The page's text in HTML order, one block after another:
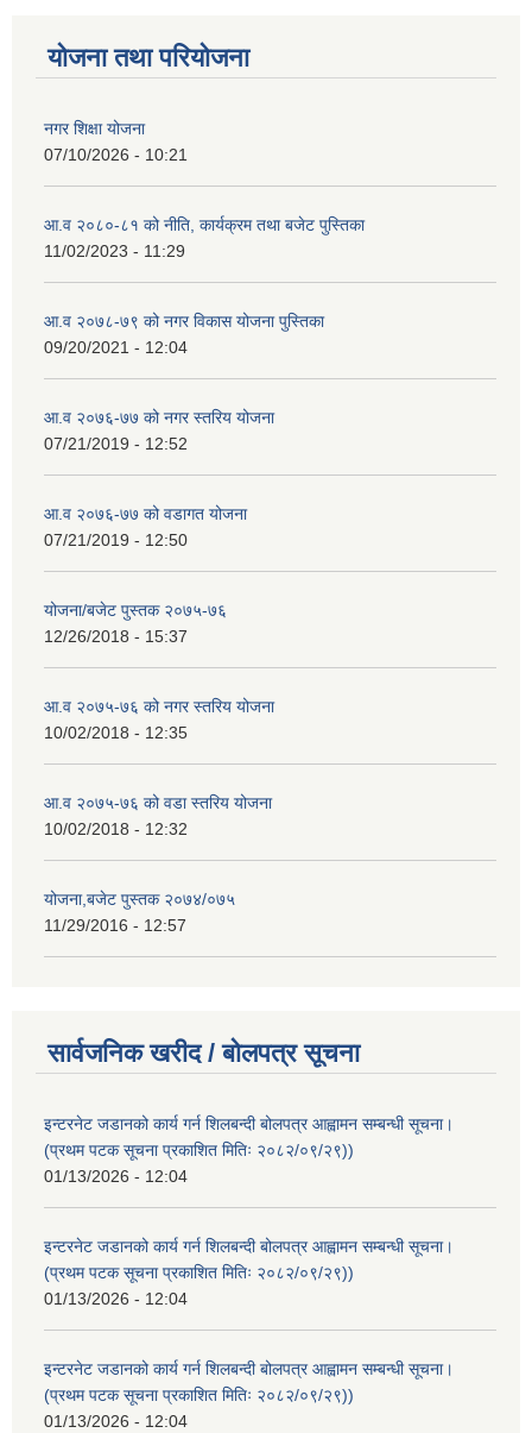
योजना तथा परियोजना
नगर शिक्षा योजना
07/10/2026 - 10:21
आ.व २०८०-८१ को नीति, कार्यक्रम तथा बजेट पुस्तिका
11/02/2023 - 11:29
आ.व २०७८-७९ को नगर विकास योजना पुस्तिका
09/20/2021 - 12:04
आ.व २०७६-७७ को नगर स्तरिय योजना
07/21/2019 - 12:52
आ.व २०७६-७७ को वडागत योजना
07/21/2019 - 12:50
योजना/बजेट पुस्तक २०७५-७६
12/26/2018 - 15:37
आ.व २०७५-७६ को नगर स्तरिय योजना
10/02/2018 - 12:35
आ.व २०७५-७६ को वडा स्तरिय योजना
10/02/2018 - 12:32
योजना,बजेट पुस्तक २०७४/०७५
11/29/2016 - 12:57
सार्वजनिक खरीद / बोलपत्र सूचना
इन्टरनेट जडानको कार्य गर्न शिलबन्दी बोलपत्र आह्वामन सम्बन्धी सूचना।
(प्रथम पटक सूचना प्रकाशित मितिः २०८२/०९/२९))
01/13/2026 - 12:04
इन्टरनेट जडानको कार्य गर्न शिलबन्दी बोलपत्र आह्वामन सम्बन्धी सूचना।
(प्रथम पटक सूचना प्रकाशित मितिः २०८२/०९/२९))
01/13/2026 - 12:04
इन्टरनेट जडानको कार्य गर्न शिलबन्दी बोलपत्र आह्वामन सम्बन्धी सूचना।
(प्रथम पटक सूचना प्रकाशित मितिः २०८२/०९/२९))
01/13/2026 - 12:04